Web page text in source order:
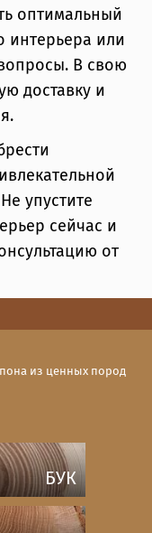
оптимальный
интерьера или
В свою
доставку и
упустите
сейчас и
от
из ценных пород
БУК